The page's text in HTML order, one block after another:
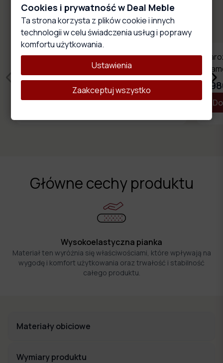
Zobacz wszystkie meble z tej kolekcji
Zestaw mebli Chesterfield TEO HIGH -
narożnik 2+E+2 + fotel
9960,00 zł
Dostosuj produkt
Główne cechy produktu
Wysokoelastyczna pianka
Materiał ten wyróżnia się właściwościami, które wpływają na
wygodę i komfort użytkowania oraz trwałość i stabilność
całego produktu.
Materiały obiciowe
Wymiary produktu
Cookies i prywatność w Deal Meble
Ta strona korzysta z plików cookie i innych
technologii w celu świadczenia usług i poprawy
komfortu użytkowania.
Ustawienia
Zaakceptuj wszystko